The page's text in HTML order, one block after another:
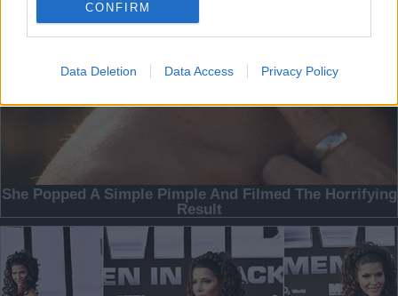
CONFIRM
Data Deletion Data Access Privacy Policy